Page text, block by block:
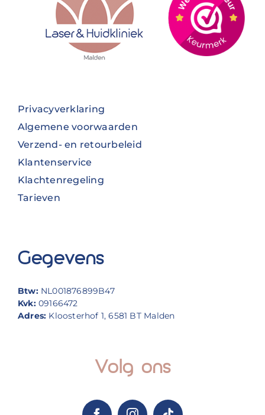
Privacyverklaring
Algemene voorwaarden
Verzend- en retourbeleid
Klantenservice
Klachtenregeling
Tarieven
Gegevens
Btw: NL001876899B47
Kvk:09166472
Adres: Kloosterhof 1, 6581 BT Malden
Volg ons